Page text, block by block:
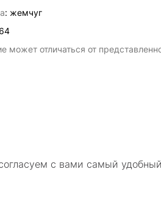
: жемчуг
может отличаться от
с вами самый